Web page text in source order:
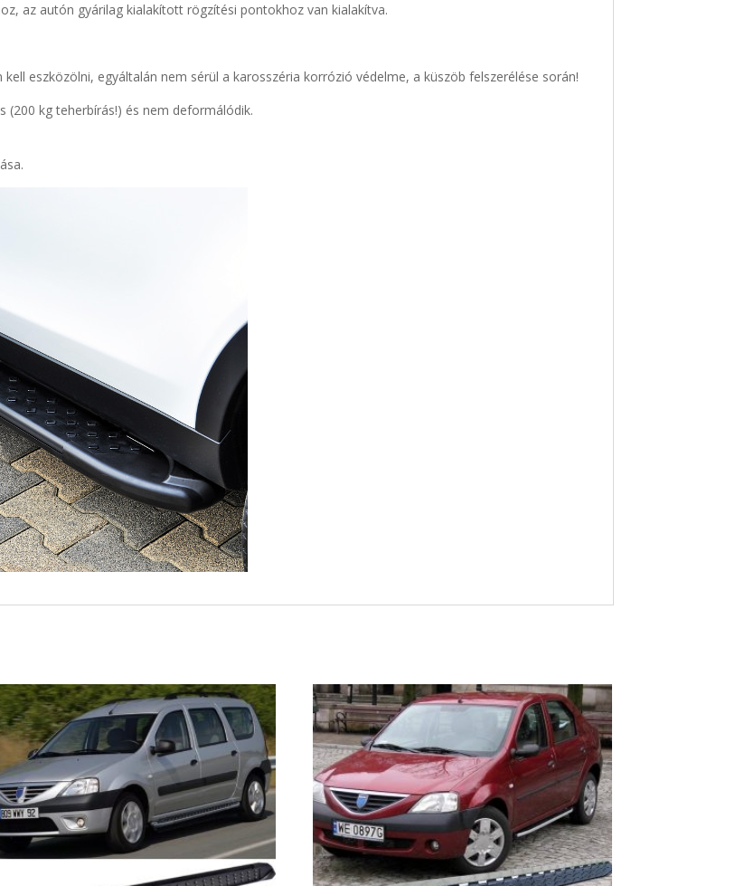
az autón gyárilag kialakított rögzítési pontokhoz van kialakítva.
eszközölni, egyáltalán nem sérül a karosszéria korrózió védelme, a küszöb felszerélése során!
(200 kg teherbírás!) és nem deformálódik.